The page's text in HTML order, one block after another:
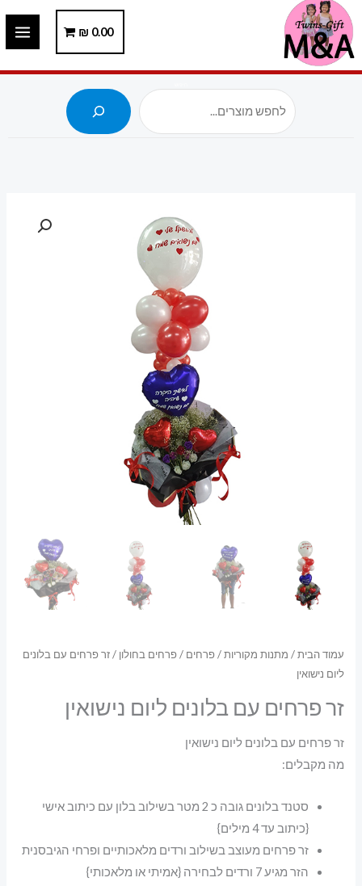
דילוג
לתוכן
0.00
₪
עמוד הבית/ מתנות מקוריות/פרחים /פרחים בחולון / זר פרחים עם בלונים
ליום נישואין
זר פרחים עם בלונים ליום נישואין
זר פרחים עם בלונים ליום נישואין
מה מקבלים:
סטנד בלונים גובה כ 2 מטר בשילוב בלון עם כיתוב אישי
{כיתוב עד 4 מילים}
זר פרחים מעוצב בשילוב ורדים מלאכותיים ופרחי הגיבסנית
הזר מגיע 7 ורדים לבחירה {אמיתי או מלאכותי}